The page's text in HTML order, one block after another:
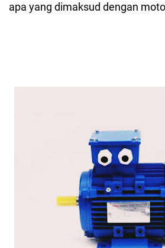
apa yang dimaksud dengan